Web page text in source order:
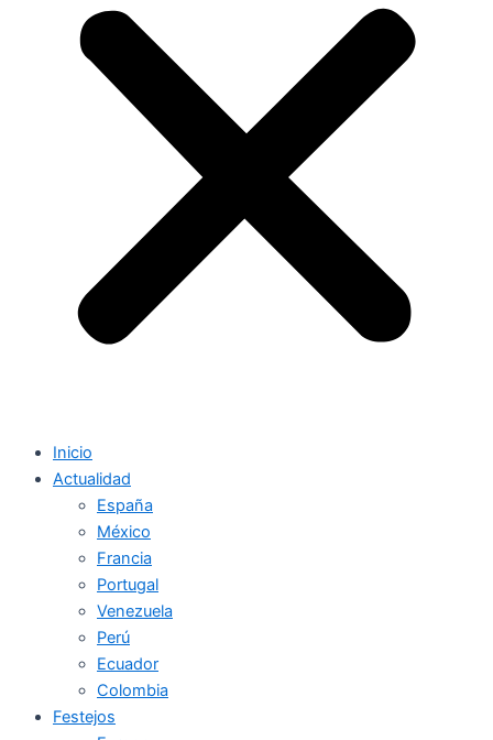
Inicio
Actualidad
España
México
Francia
Portugal
Venezuela
Perú
Ecuador
Colombia
Festejos